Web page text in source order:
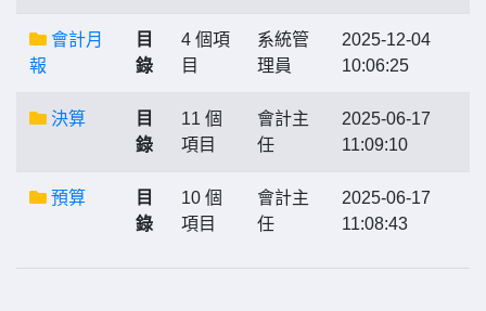
會計月
報
目
錄
4 個項
目
系統管
理員
2025-12-04
10:06:25
決算
目
錄
11 個
項目
會計主
任
2025-06-17
11:09:10
預算
目
錄
10 個
項目
會計主
任
2025-06-17
11:08:43